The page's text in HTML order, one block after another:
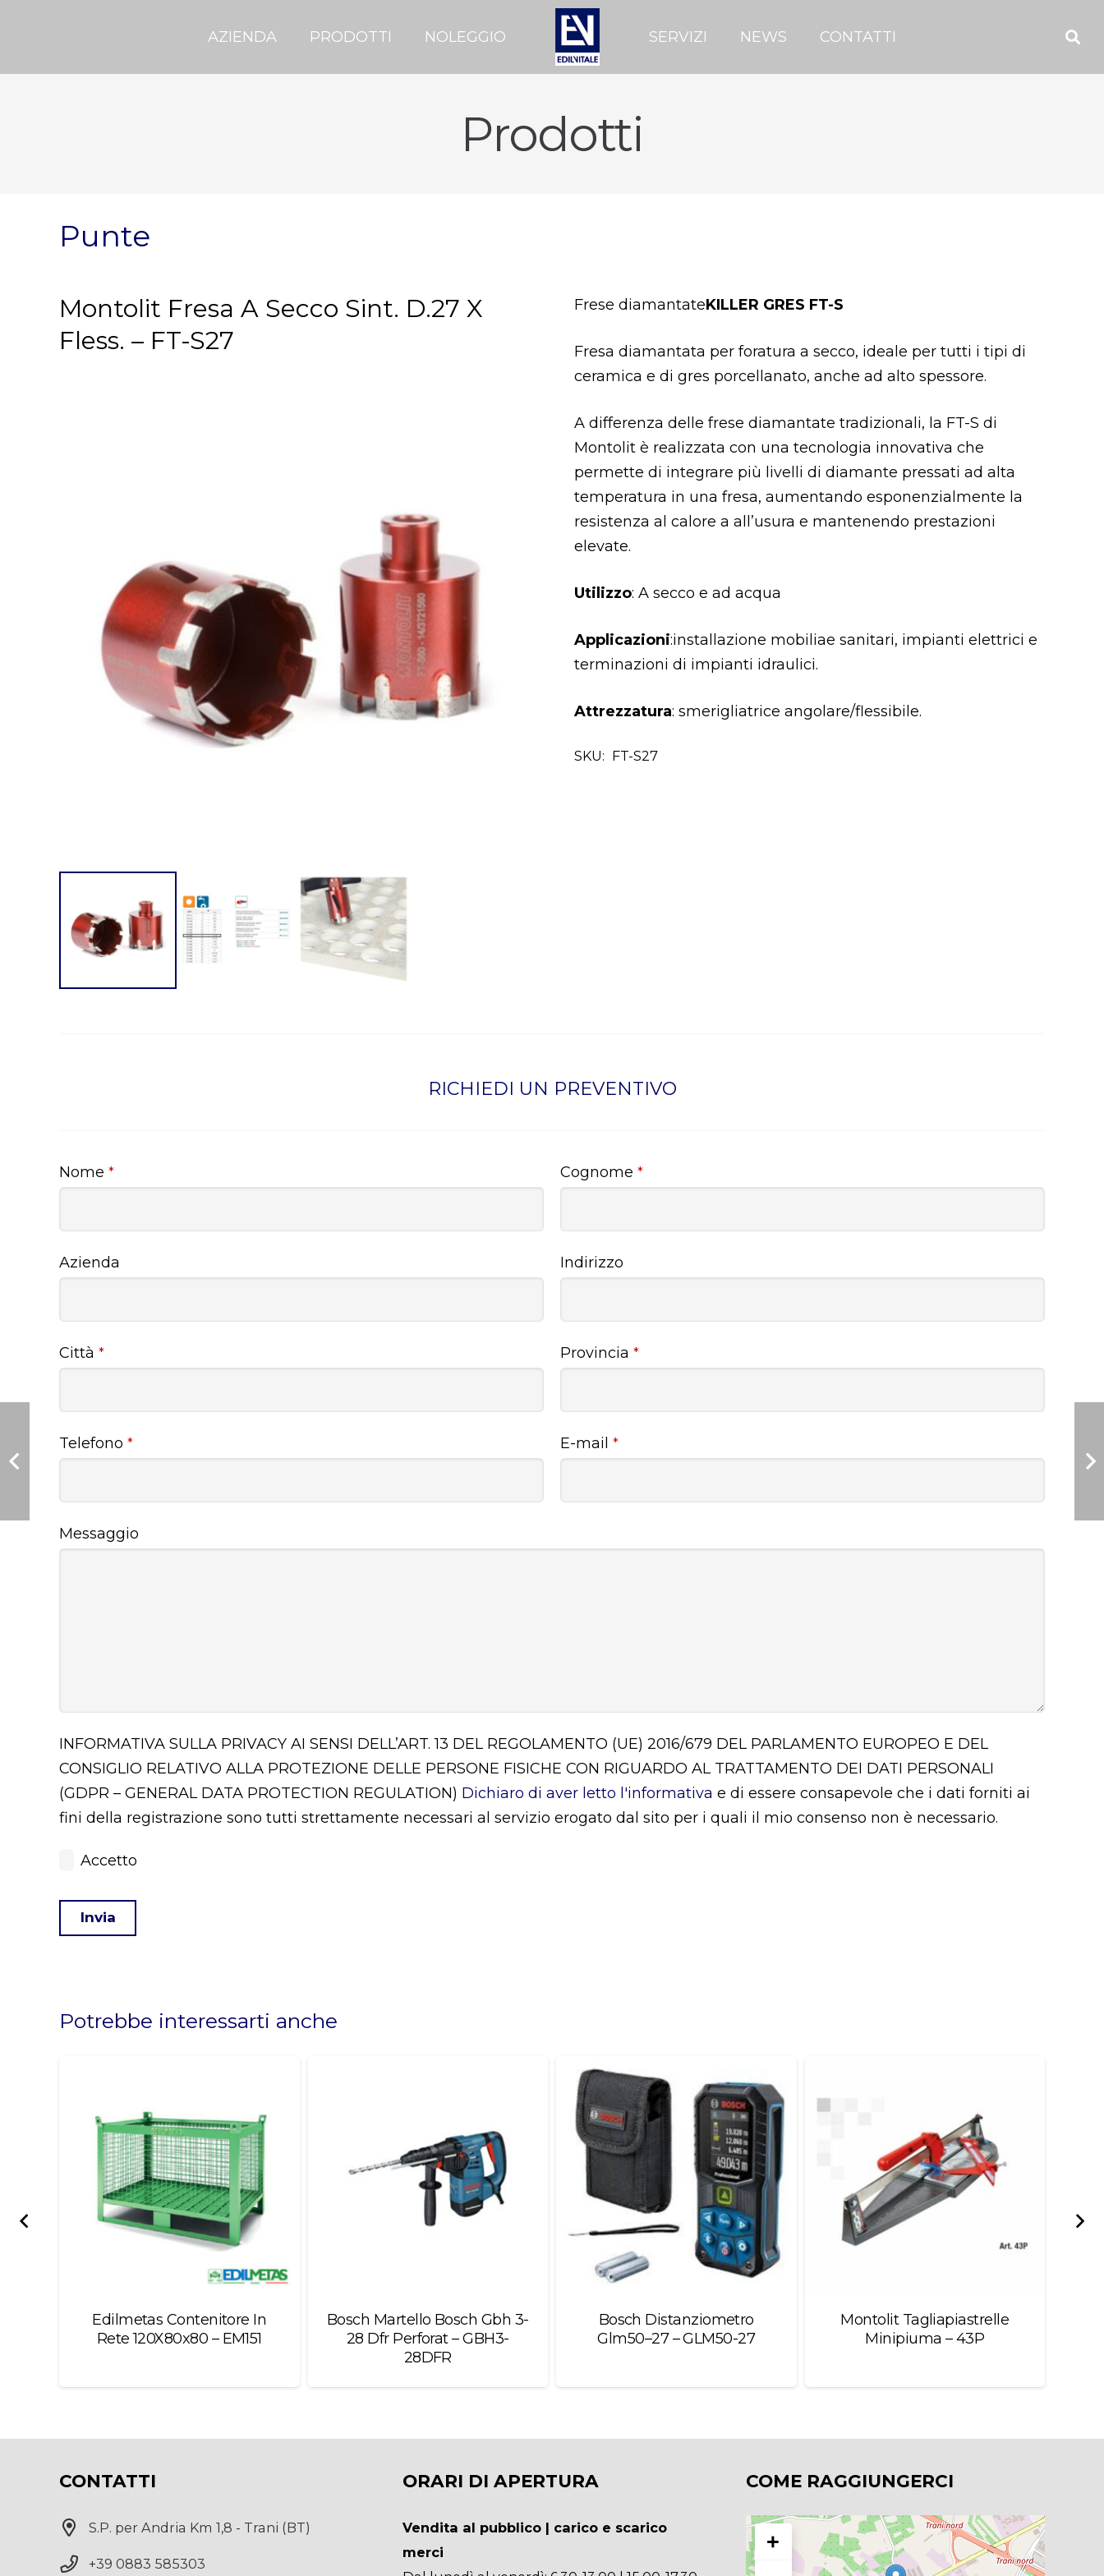
AZIENDA PRODOTTI NOLEGGIO SERVIZI NEWS CONTATTI
Prodotti
Punte
Montolit Fresa A Secco Sint. D.27 X
Fless. – FT-S27
Frese diamantateKILLER GRES FT-S
Fresa diamantata per foratura a secco, ideale per tutti i tipi di
ceramica e di gres porcellanato, anche ad alto spessore.
A differenza delle frese diamantate tradizionali, la FT-S di
Montolit è realizzata con una tecnologia innovativa che
permette di integrare più livelli di diamante pressati ad alta
temperatura in una fresa, aumentando esponenzialmente la
resistenza al calore a all’usura e mantenendo prestazioni
elevate.
Utilizzo: A secco e ad acqua
Applicazioni:installazione mobiliae sanitari, impianti elettrici e
terminazioni di impianti idraulici.
Attrezzatura: smerigliatrice angolare/flessibile.
SKU: FT-S27
RICHIEDI UN PREVENTIVO
Nome *
Azienda
Città *
Telefono *
Cognome *
Indirizzo
Provincia *
E-mail *
Messaggio
INFORMATIVA SULLA PRIVACY AI SENSI DELL’ART. 13 DEL REGOLAMENTO (UE) 2016/679 DEL PARLAMENTO EUROPEO E DEL
CONSIGLIO RELATIVO ALLA PROTEZIONE DELLE PERSONE FISICHE CON RIGUARDO AL TRATTAMENTO DEI DATI PERSONALI
(GDPR – GENERAL DATA PROTECTION REGULATION) Dichiaro di aver letto l'informativa e di essere consapevole che i dati forniti ai
fini della registrazione sono tutti strettamente necessari al servizio erogato dal sito per i quali il mio consenso non è necessario.
Accetto
Invia
should
Potrebbe interessarti anche
Edilmetas Contenitore In
Rete 120X80x80 – EM151
Bosch Martello Bosch Gbh 3-
28 Dfr Perforat – GBH3-
28DFR
Bosch Distanziometro
Glm50–27 – GLM50-27
Montolit Tagliapiastrelle
Minipiuma – 43P
CONTATTI
S.P. per Andria Km 1,8 - Trani (BT)
+39 0883 585303
ORARI DI APERTURA
Vendita al pubblico | carico e scarico
merci
COME RAGGIUNGERCI
+